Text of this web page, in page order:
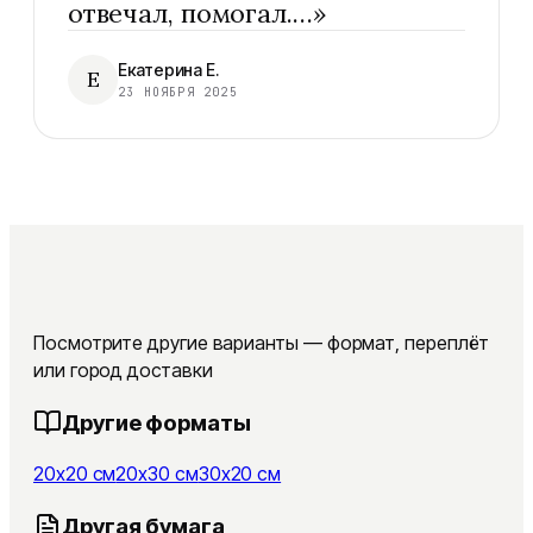
отвечал, помогал.…»
Е Екатерина Е.
23 НОЯБРЯ 2025
Посмотрите другие варианты — формат, переплёт
или город доставки
Другие форматы
20x20 см20x30 см30x20 см
Другая бумага